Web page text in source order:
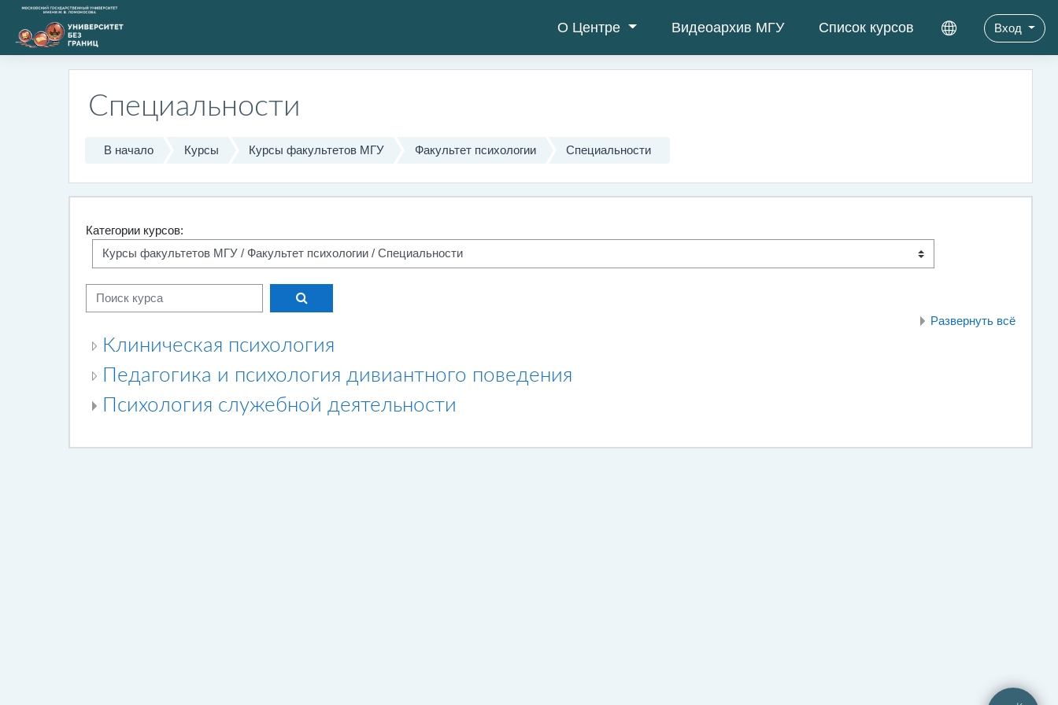
О Центре Видеоархив МГУ Список курсов Вход
Перейти к основному содержанию
Специальности
В начало Курсы Курсы факультетов МГУ Факультет психологии Специальности
Категории курсов:
Поиск курса
Развернуть всё
Клиническая психология
Педагогика и психология дивиантного поведения
Психология служебной деятельности